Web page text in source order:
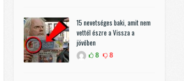
15 nevetséges baki, amit nem
vettél észre a Vissza a
jövőben
8 8